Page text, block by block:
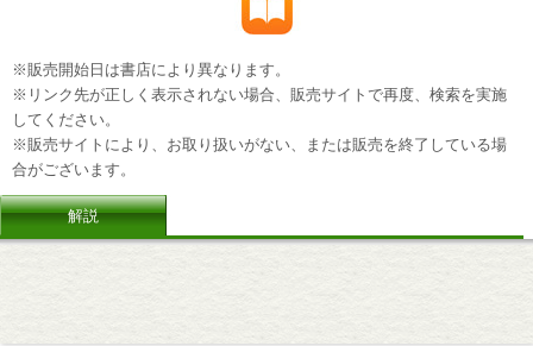
※販売開始日は書店により異なります。
※リンク先が正しく表示されない場合、販売サイトで再度、検索を実施
してください。
※販売サイトにより、お取り扱いがない、または販売を終了している場
合がございます。
解説